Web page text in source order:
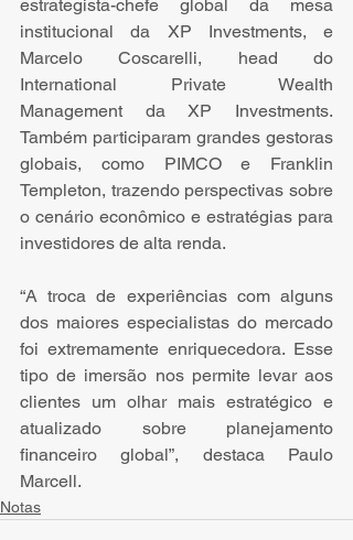
estrategista-chefe global da mesa
institucional da XP Investments, e
Marcelo Coscarelli, head do
International Private Wealth
Management da XP Investments.
Também participaram grandes gestoras
globais, como PIMCO e Franklin
Templeton, trazendo perspectivas sobre
o cenário econômico e estratégias para
investidores de alta renda.
“A troca de experiências com alguns
dos maiores especialistas do mercado
foi extremamente enriquecedora. Esse
tipo de imersão nos permite levar aos
clientes um olhar mais estratégico e
atualizado sobre planejamento
financeiro global”, destaca Paulo
Marcell.
Notas